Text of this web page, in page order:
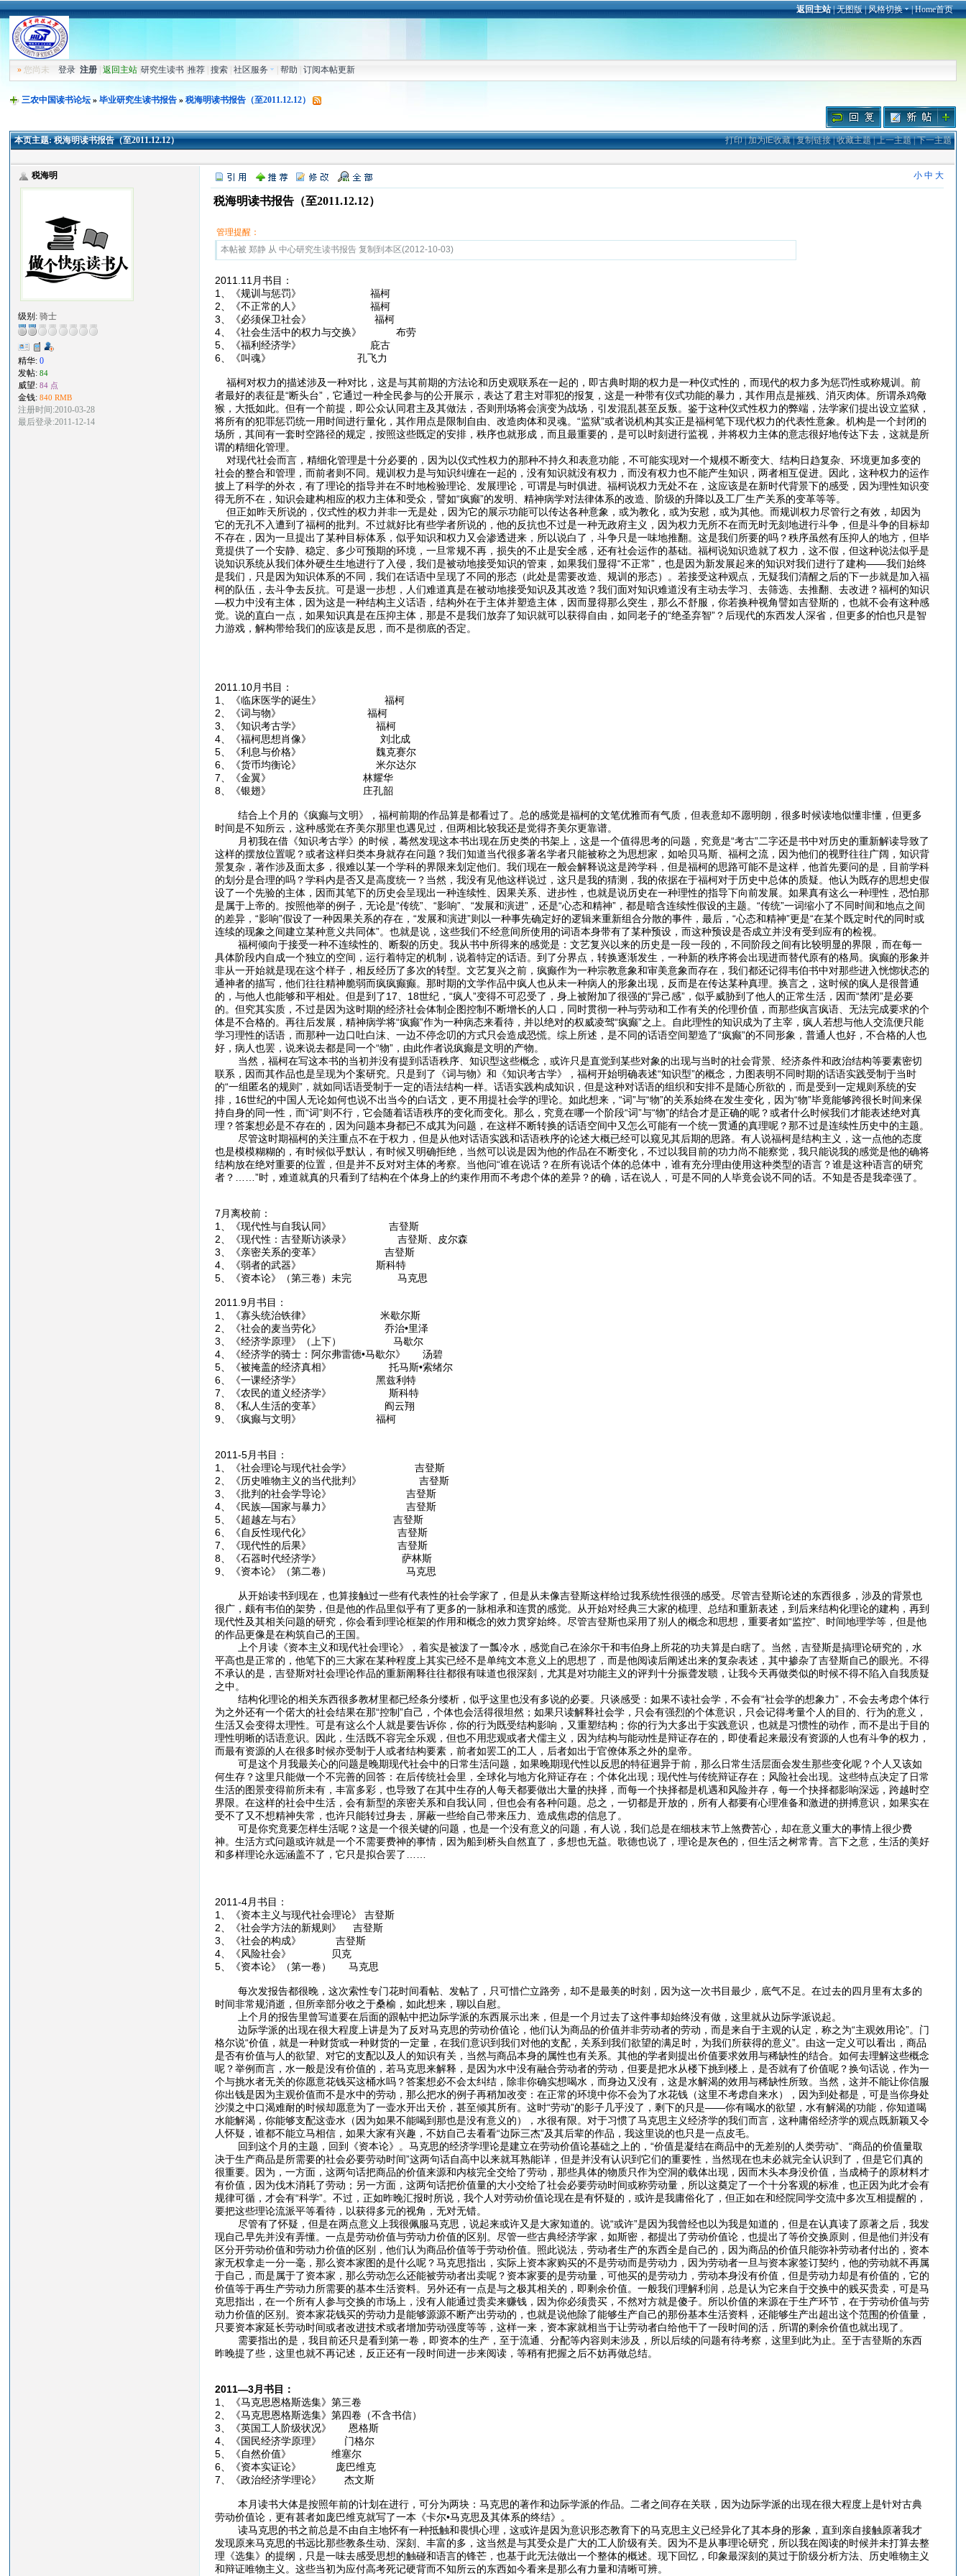
返回主站|无图版|风格切换 |Home首页
» 您尚未登录 注册 |返回主站 |研究生读书 |推荐 |搜索 |社区服务 |帮助 |订阅本帖更新
三农中国读书论坛»毕业研究生读书报告 »税海明读书报告（至2011.12.12）
本页主题:税海明读书报告（至2011.12.12） 打印|加为IE收藏|复制链接|收藏主题|上一主题|下一主题
税海明
级别:骑士
精华:0
发帖:84
威望:84 点
金钱:840 RMB
注册时间:2010-03-28
最后登录:2011-12-14
小 中 大
税海明读书报告（至2011.12.12）
管理提醒：
本帖被 郑静 从 中心研究生读书报告 复制到本区(2012-10-03)
2011.11月书目：
1、《规训与惩罚》 福柯
2、《不正常的人》 福柯
3、《必须保卫社会》 福柯
4、《社会生活中的权力与交换》 布劳
5、《福利经济学》 庇古
6、《叫魂》 孔飞力
福柯对权力的描述涉及一种对比，这是与其前期的方法论和历史观联系在一起的，即古典时期的权力是一种仪式性的，而现代的权力多为惩罚性或称规训。前
者最好的表征是“断头台”，它通过一种全民参与的公开展示，表达了君主对罪犯的报复，这是一种带有仪式功能的暴力，其作用点是摧残、消灭肉体。所谓杀鸡儆
猴，大抵如此。但有一个前提，即公众认同君主及其做法，否则刑场将会演变为战场，引发混乱甚至反叛。鉴于这种仪式性权力的弊端，法学家们提出设立监狱，
将所有的犯罪惩罚统一用时间进行量化，其作用点是限制自由、改造肉体和灵魂。“监狱”或者说机构其实正是福柯笔下现代权力的代表性意象。机构是一个封闭的
场所，其间有一套时空路径的规定，按照这些既定的安排，秩序也就形成，而且最重要的，是可以时刻进行监视，并将权力主体的意志很好地传达下去，这就是所
谓的精细化管理。
对现代社会而言，精细化管理是十分必要的，因为以仪式性权力的那种不持久和表意功能，不可能实现对一个规模不断变大、结构日趋复杂、环境更加多变的
社会的整合和管理，而前者则不同。规训权力是与知识纠缠在一起的，没有知识就没有权力，而没有权力也不能产生知识，两者相互促进。因此，这种权力的运作
披上了科学的外衣，有了理论的指导并在不时地检验理论、发展理论，可谓是与时俱进。福柯说权力无处不在，这应该是在新时代背景下的感受，因为理性知识变
得无所不在，知识会建构相应的权力主体和受众，譬如“疯癫”的发明、精神病学对法律体系的改造、阶级的升降以及工厂生产关系的变革等等。
但正如昨天所说的，仪式性的权力并非一无是处，因为它的展示功能可以传达各种意象，或为教化，或为安慰，或为其他。而规训权力尽管行之有效，却因为
它的无孔不入遭到了福柯的批判。不过就好比有些学者所说的，他的反抗也不过是一种无政府主义，因为权力无所不在而无时无刻地进行斗争，但是斗争的目标却
不存在，因为一旦提出了某种目标体系，似乎知识和权力又会渗透进来，所以说白了，斗争只是一味地推翻。这是我们所要的吗？秩序虽然有压抑人的地方，但毕
竟提供了一个安静、稳定、多少可预期的环境，一旦常规不再，损失的不止是安全感，还有社会运作的基础。福柯说知识造就了权力，这不假，但这种说法似乎是
说知识系统从我们体外硬生生地进行了入侵，我们是被动地接受知识的管束，如果我们显得“不正常”，也是因为新发展起来的知识对我们进行了建构——我们始终
是我们，只是因为知识体系的不同，我们在话语中呈现了不同的形态（此处是需要改造、规训的形态）。若接受这种观点，无疑我们清醒之后的下一步就是加入福
柯的队伍，去斗争去反抗。可是退一步想，人们难道真是在被动地接受知识及其改造？我们面对知识难道没有主动去学习、去筛选、去推翻、去改进？福柯的知识
—权力中没有主体，因为这是一种结构主义话语，结构外在于主体并塑造主体，因而显得那么突生，那么不舒服，你若换种视角譬如吉登斯的，也就不会有这种感
觉。说的直白一点，如果知识真是在压抑主体，那是不是我们放弃了知识就可以获得自由，如同老子的“绝圣弃智”？后现代的东西发人深省，但更多的怕也只是智
力游戏，解构带给我们的应该是反思，而不是彻底的否定。
2011.10月书目：
1、《临床医学的诞生》 福柯
2、《词与物》 福柯
3、《知识考古学》 福柯
4、《福柯思想肖像》 刘北成
5、《利息与价格》 魏克赛尔
6、《货币均衡论》 米尔达尔
7、《金翼》 林耀华
8、《银翅》 庄孔韶
结合上个月的《疯癫与文明》，福柯前期的作品算是都看过了。总的感觉是福柯的文笔优雅而有气质，但表意却不愿明朗，很多时候读地似懂非懂，但更多
时间是不知所云，这种感觉在齐美尔那里也遇见过，但两相比较我还是觉得齐美尔更靠谱。
月初我在借《知识考古学》的时候，蓦然发现这本书出现在历史类的书架上，这是一个值得思考的问题，究竟是“考古”二字还是书中对历史的重新解读导致了
这样的摆放位置呢？或者这样归类本身就存在问题？我们知道当代很多著名学者只能被称之为思想家，如哈贝马斯、福柯之流，因为他们的视野往往广阔，知识背
景复杂，著作涉及面太多，很难以某一个学科的界限来划定他们。我们现在一般会解释说这是跨学科，但是福柯的思路可能不是这样，他首先要问的是，目前学科
的划分是合理的吗？学科内是否又是高度统一？当然，我没有见他这样说过，这只是我的猜测，我的依据在于福柯对于历史中总体的质疑。他认为既存的思想史假
设了一个先验的主体，因而其笔下的历史会呈现出一种连续性、因果关系、进步性，也就是说历史在一种理性的指导下向前发展。如果真有这么一种理性，恐怕那
是属于上帝的。按照他举的例子，无论是“传统”、“影响”、“发展和演进”，还是“心态和精神”，都是暗含连续性假设的主题。“传统”一词缩小了不同时间和地点之间
的差异，“影响”假设了一种因果关系的存在，“发展和演进”则以一种事先确定好的逻辑来重新组合分散的事件，最后，“心态和精神”更是“在某个既定时代的同时或
连续的现象之间建立某种意义共同体”。也就是说，这些我们不经意间所使用的词语本身带有了某种预设，而这种预设是否成立并没有受到应有的检视。
福柯倾向于接受一种不连续性的、断裂的历史。我从书中所得来的感觉是：文艺复兴以来的历史是一段一段的，不同阶段之间有比较明显的界限，而在每一
具体阶段内自成一个独立的空间，运行着特定的机制，说着特定的话语。到了分界点，转换逐渐发生，一种新的秩序将会出现进而替代原有的格局。疯癫的形象并
非从一开始就是现在这个样子，相反经历了多次的转型。文艺复兴之前，疯癫作为一种宗教意象和审美意象而存在，我们都还记得韦伯书中对那些进入恍惚状态的
通神者的描写，他们往往精神脆弱而疯疯癫癫。那时期的文学作品中疯人也从未一种病人的形象出现，反而是在传达某种真理。换言之，这时候的疯人是很普通
的，与他人也能够和平相处。但是到了17、18世纪，“疯人”变得不可忍受了，身上被附加了很强的“异己感”，似乎威胁到了他人的正常生活，因而“禁闭”是必要
的。但究其实质，不过是因为这时期的经济社会体制企图控制不断增长的人口，同时贯彻一种与劳动和工作有关的伦理价值，而那些疯言疯语、无法完成要求的个
体是不合格的。再往后发展，精神病学将“疯癫”作为一种病态来看待，并以绝对的权威凌驾“疯癫”之上。自此理性的知识成为了主宰，疯人若想与他人交流便只能
学习理性的话语，而那种一边口吐白沫、一边不停念叨的方式只会造成恐慌。综上所述，是不同的话语空间塑造了“疯癫”的不同形象，普通人也好，不合格的人也
好，病人也罢，说来说去都是同一个“物”，由此作者说疯癫是文明的产物。
当然，福柯在写这本书的当初并没有提到话语秩序、知识型这些概念，或许只是直觉到某些对象的出现与当时的社会背景、经济条件和政治结构等要素密切
联系，因而其作品也是呈现为个案研究。只是到了《词与物》和《知识考古学》，福柯开始明确表述“知识型”的概念，力图表明不同时期的话语实践受制于当时
的“一组匿名的规则”，就如同话语受制于一定的语法结构一样。话语实践构成知识，但是这种对话语的组织和安排不是随心所欲的，而是受到一定规则系统的安
排，16世纪的中国人无论如何也说不出当今的白话文，更不用提社会学的理论。如此想来，“词”与“物”的关系始终在发生变化，因为“物”毕竟能够跨很长时间来保
持自身的同一性，而“词”则不行，它会随着话语秩序的变化而变化。那么，究竟在哪一个阶段“词”与“物”的结合才是正确的呢？或者什么时候我们才能表述绝对真
理？答案想必是不存在的，因为问题本身都已不成其为问题，在这样不断转换的话语空间中又怎么可能有一个统一贯通的真理呢？那不过是连续性历史中的主题。
尽管这时期福柯的关注重点不在于权力，但是从他对话语实践和话语秩序的论述大概已经可以窥见其后期的思路。有人说福柯是结构主义，这一点他的态度
也是模模糊糊的，有时候似乎默认，有时候又明确拒绝，当然可以说是因为他的作品在不断变化，不过以我目前的功力尚不能察觉，我只能说我的感觉是他的确将
结构放在绝对重要的位置，但是并不反对对主体的考察。当他问“谁在说话？在所有说话个体的总体中，谁有充分理由使用这种类型的语言？谁是这种语言的研究
者？……”时，难道就真的只看到了结构在个体身上的约束作用而不考虑个体的差异？的确，话在说人，可是不同的人毕竟会说不同的话。不知是否是我牵强了。
7月离校前：
1、《现代性与自我认同》 吉登斯
2、《现代性：吉登斯访谈录》 吉登斯、皮尔森
3、《亲密关系的变革》 吉登斯
4、《弱者的武器》 斯科特
5、《资本论》（第三卷）未完 马克思
2011.9月书目：
1、《寡头统治铁律》 米歇尔斯
2、《社会的麦当劳化》 乔治•里泽
3、《经济学原理》（上下） 马歇尔
4、《经济学的骑士：阿尔弗雷德•马歇尔》 汤碧
5、《被掩盖的经济真相》 托马斯•索绪尔
6、《一课经济学》 黑兹利特
7、《农民的道义经济学》 斯科特
8、《私人生活的变革》 阎云翔
9、《疯癫与文明》 福柯
2011-5月书目：
1、《社会理论与现代社会学》 吉登斯
2、《历史唯物主义的当代批判》 吉登斯
3、《批判的社会学导论》 吉登斯
4、《民族—国家与暴力》 吉登斯
5、《超越左与右》 吉登斯
6、《自反性现代化》 吉登斯
7、《现代性的后果》 吉登斯
8、《石器时代经济学》 萨林斯
9、《资本论》（第二卷） 马克思
从开始读书到现在，也算接触过一些有代表性的社会学家了，但是从未像吉登斯这样给过我系统性很强的感受。尽管吉登斯论述的东西很多，涉及的背景也
很广，颇有韦伯的架势，但是他的作品里似乎有了更多的一脉相承和连贯的感觉。从开始对经典三大家的梳理、总结和重新表述，到后来结构化理论的建构，再到
现代性及其相关问题的研究，你会看到理论框架的作用和概念的效力贯穿始终。尽管吉登斯也采用了别人的概念和思想，重要者如“监控”、时间地理学等，但是他
的作品更像是在构筑自己的王国。
上个月读《资本主义和现代社会理论》，着实是被泼了一瓢冷水，感觉自己在涂尔干和韦伯身上所花的功夫算是白瞎了。当然，吉登斯是搞理论研究的，水
平高也是正常的，他笔下的三大家在某种程度上其实已经不是单纯文本意义上的思想了，而是他阅读后阐述出来的复杂表述，其中掺杂了吉登斯自己的眼光。不得
不承认的是，吉登斯对社会理论作品的重新阐释往往都很有味道也很深刻，尤其是对功能主义的评判十分振聋发聩，让我今天再做类似的时候不得不陷入自我质疑
之中。
结构化理论的相关东西很多教材里都已经条分缕析，似乎这里也没有多说的必要。只谈感受：如果不读社会学，不会有“社会学的想象力”，不会去考虑个体行
为之外还有一个偌大的社会结果在那“控制”自己，个体也会活得很坦然；如果只读解释社会学，只会有强烈的个体意识，只会记得考量个人的目的、行为的意义，
生活又会变得太理性。可是有这么个人就是要告诉你，你的行为既受结构影响，又重塑结构；你的行为大多出于实践意识，也就是习惯性的动作，而不是出于目的
理性明晰的话语意识。因此，生活既不容完全乐观，但也不用悲观或者犬儒主义，因为结构与能动性是辩证存在的，即使看起来最没有资源的人也有斗争的权力，
而最有资源的人在很多时候亦受制于人或者结构要素，前者如罢工的工人，后者如出于官僚体系之外的皇帝。
可是这个月我最关心的问题是晚期现代社会中的日常生活问题，如果晚期现代性以反思的特征迥异于前，那么日常生活层面会发生那些变化呢？个人又该如
何生存？这里只能做一个不完善的回答：在后传统社会里，全球化与地方化辩证存在；个体化出现；现代性与传统辩证存在；风险社会出现。这些特点决定了日常
生活的图景变得前所未有，丰富多彩，也导致了在其中生存的人每天都要做出大量的抉择，而每一个抉择都是机遇和风险并存，每一个抉择都影响深远，跨越时空
界限。在这样的社会中生活，会有新型的亲密关系和自我认同，但也会有各种问题。总之，一切都是开放的，所有人都要有心理准备和激进的拼搏意识，如果实在
受不了又不想精神失常，也许只能转过身去，屏蔽一些给自己带来压力、造成焦虑的信息了。
可是你究竟要怎样生活呢？这是一个很关键的问题，也是一个没有意义的问题，有人说，我们总是在细枝末节上煞费苦心，却在意义重大的事情上很少费
神。生活方式问题或许就是一个不需要费神的事情，因为船到桥头自然直了，多想也无益。歌德也说了，理论是灰色的，但生活之树常青。言下之意，生活的美好
和多样理论永远涵盖不了，它只是拟合罢了……
2011-4月书目：
1、《资本主义与现代社会理论》 吉登斯
2、《社会学方法的新规则》 吉登斯
3、《社会的构成》 吉登斯
4、《风险社会》 贝克
5、《资本论》（第一卷） 马克思
每次发报告都很晚，这次索性专门花时间看帖、发帖了，只可惜伫立路旁，却不是最美的时刻，因为这一次书目最少，底气不足。在过去的四月里有太多的
时间非常规消逝，但所幸部分收之于桑榆，如此想来，聊以自慰。
上个月的报告里曾写道要在后面的跟帖中把边际学派的东西展示出来，但是一个月过去了这件事却始终没有做，这里就从边际学派说起。
边际学派的出现在很大程度上讲是为了反对马克思的劳动价值论，他们认为商品的价值并非劳动者的劳动，而是来自于主观的认定，称之为“主观效用论”。门
格尔说“价值，就是一种财货或一种财货的一定量，在我们意识到我们对他的支配，关系到我们欲望的满足时，为我们所获得的意义”。由这一定义可以看出，商品
是否有价值与人的欲望、对它的支配以及人的知识有关，当然与商品本身的属性也有关系。其他的学者则提出价值要求效用与稀缺性的结合。如何去理解这些概念
呢？举例而言，水一般是没有价值的，若马克思来解释，是因为水中没有融合劳动者的劳动，但要是把水从楼下挑到楼上，是否就有了价值呢？换句话说，作为一
个与挑水者无关的你愿意花钱买这桶水吗？答案想必不会太纠结，除非你确实想喝水，而身边又没有，这是水解渴的效用与稀缺性所致。当然，这并不能让你信服
你出钱是因为主观价值而不是水中的劳动，那么把水的例子再稍加改变：在正常的环境中你不会为了水花钱（这里不考虑自来水），因为到处都是，可是当你身处
沙漠之中口渴难耐的时候却愿意为了一壶水开出天价，甚至倾其所有。这时“劳动”的影子几乎没了，剩下的只是——你有喝水的欲望，水有解渴的功能，你知道喝
水能解渴，你能够支配这壶水（因为如果不能喝到那也是没有意义的），水很有限。对于习惯了马克思主义经济学的我们而言，这种庸俗经济学的观点既新颖又令
人怀疑，谁都不能立马相信，如果大家有兴趣，不妨自己去看看“边际三杰”及其后辈的作品，我这里说的也只是一点皮毛。
回到这个月的主题，回到《资本论》。马克思的经济学理论是建立在劳动价值论基础之上的，“价值是凝结在商品中的无差别的人类劳动”、“商品的价值量取
决于生产商品是所需要的社会必要劳动时间”这两句话自高中以来就耳熟能详，但是并没有认识到它们的重要性，当然现在也未必就完全认识到了，但是它们真的
很重要。因为，一方面，这两句话把商品的价值来源和内核完全交给了劳动，那些具体的物质只作为空洞的载体出现，因而木头本身没价值，当成椅子的原材料才
有价值，因为伐木消耗了劳动；另一方面，这两句话把价值量的大小交给了社会必要劳动时间或称劳动量，所以这奠定了一个十分客观的标准，也正因为此才会有
规律可循，才会有“科学”。不过，正如昨晚汇报时所说，我个人对劳动价值论现在是有怀疑的，或许是我庸俗化了，但正如在和经院同学交流中多次互相提醒的，
要把这些理论流派平等看待，以获得多元的视角，无对无错。
尽管有了怀疑，但是在两点意义上我很佩服马克思，说起来或许又是大家知道的。说“或许”是因为我曾经也以为我是知道的，但是在认真读了原著之后，我发
现自己早先并没有弄懂。一点是劳动价值与劳动力价值的区别。尽管一些古典经济学家，如斯密，都提出了劳动价值论，也提出了等价交换原则，但是他们并没有
区分开劳动价值和劳动力价值的区别，他们认为商品价值等于劳动价值。照此说法，劳动者生产的东西全是自己的，因为商品的价值只能弥补劳动者付出的，资本
家无权拿走一分一毫，那么资本家图的是什么呢？马克思指出，实际上资本家购买的不是劳动而是劳动力，因为劳动者一旦与资本家签订契约，他的劳动就不再属
于自己，而是属于了资本家，那么劳动怎么还能被劳动者出卖呢？资本家要的是劳动量，可他买的是劳动力，劳动本身没有价值，但是劳动力却是有价值的，它的
价值等于再生产劳动力所需要的基本生活资料。另外还有一点是与之极其相关的，即剩余价值。一般我们理解利润，总是认为它来自于交换中的贱买贵卖，可是马
克思指出，在一个所有人参与交换的市场上，没有人能通过贵卖来赚钱，因为你必须贵买，不然对方就是傻子。所以价值的来源在于生产环节，在于劳动价值与劳
动力价值的区别。资本家花钱买的劳动力是能够源源不断产出劳动的，也就是说他除了能够生产自己的那份基本生活资料，还能够生产出超出这个范围的价值量，
只要资本家延长劳动时间或者改进技术或者增加劳动强度等等，这样一来，资本家就相当于让劳动者白给他干了一段时间的活，所谓的剩余价值也就出现了。
需要指出的是，我目前还只是看到第一卷，即资本的生产，至于流通、分配等内容则未涉及，所以后续的问题有待考察，这里到此为止。至于吉登斯的东西
昨晚提了些，这里也就不再记述，反正还有一段时间进一步来阅读，等稍有把握之后不妨再做总结。
2011—3月书目：
1、《马克思恩格斯选集》第三卷
2、《马克思恩格斯选集》第四卷（不含书信）
3、《英国工人阶级状况》 恩格斯
4、《国民经济学原理》 门格尔
5、《自然价值》 维塞尔
6、《资本实证论》 庞巴维克
7、《政治经济学理论》 杰文斯
本月读书大体是按照年前的计划在进行，可分为两块：马克思的著作和边际学派的作品。二者之间存在关联，因为边际学派的出现在很大程度上是针对古典
劳动价值论，更有甚者如庞巴维克就写了一本《卡尔•马克思及其体系的终结》。
读马克思的书之前总是不由自主地怀有一种抵触和畏惧心理，这或许是因为意识形态教育下的马克思主义已经异化了其本身的形象，直到亲自接触原著我才
发现原来马克思的书远比那些教条生动、深刻、丰富的多，这当然是与其受众是广大的工人阶级有关。因为不是从事理论研究，所以我在阅读的时候并未打算去整
理《选集》的提纲，只是一味去感受思想的触碰和语言的锋芒，也基于此无法做出一个整体的概述。现下回忆，印象最深刻的莫过于阶级分析方法、历史唯物主义
和辩证唯物主义。这些当初为应付高考死记硬背而不知所云的东西如今看来是那么有力量和清晰可辨。